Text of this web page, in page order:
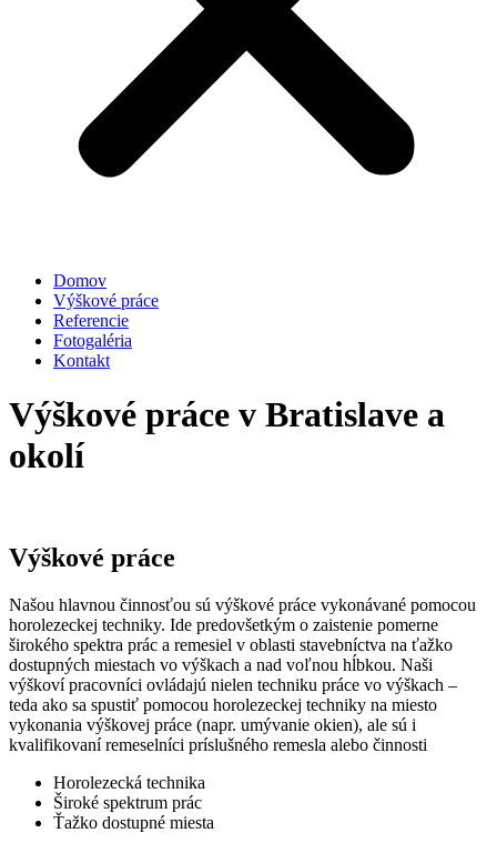
Domov
Výškové práce
Referencie
Fotogaléria
Kontakt
Výškové práce v Bratislave a
okolí
Výškové práce
Našou hlavnou činnosťou sú výškové práce vykonávané pomocou
horolezeckej techniky. Ide predovšetkým o zaistenie pomerne
širokého spektra prác a remesiel v oblasti stavebníctva na ťažko
dostupných miestach vo výškach a nad voľnou hĺbkou. Naši
výškoví pracovníci ovládajú nielen techniku práce vo výškach –
teda ako sa spustiť pomocou horolezeckej techniky na miesto
vykonania výškovej práce (napr. umývanie okien), ale sú i
kvalifikovaní remeselníci príslušného remesla alebo činnosti
Horolezecká technika
Široké spektrum prác
Ťažko dostupné miesta